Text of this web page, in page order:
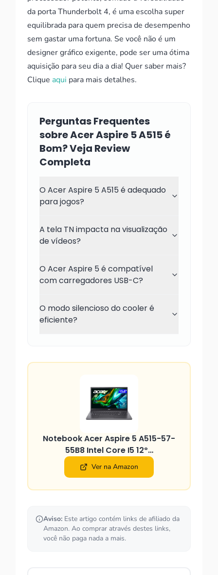
da porta Thunderbolt 4, é uma escolha super
equilibrada para quem precisa de desempenho
sem gastar uma fortuna. Se você não é um
designer gráfico exigente, pode ser uma ótima
aquisição para seu dia a dia! Quer saber mais?
Clique aqui para mais detalhes.
Perguntas Frequentes
sobre Acer Aspire 5 A515 é
Bom? Veja Review
Completa
O Acer Aspire 5 A515 é adequado
para jogos?
A tela TN impacta na visualização
de vídeos?
O Acer Aspire 5 é compatível
com carregadores USB-C?
O modo silencioso do cooler é
eficiente?
Notebook Acer Aspire 5 A515-57-
55B8 Intel Core I5 12º…
Ver na Amazon
Aviso: Este artigo contém links de afiliado da
Amazon. Ao comprar através destes links,
você não paga nada a mais.